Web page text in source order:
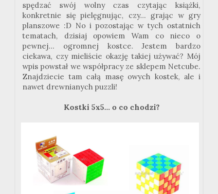
spędzać swój wolny czas czytając książki,
konkretnie się pielęgnując, czy... grając w gry
planszowe :D No i pozostając w tych ostatnich
tematach, dzisiaj opowiem Wam co nieco o
pewnej... ogromnej kostce. Jestem bardzo
ciekawa, czy mieliście okazję takiej używać? Mój
wpis powstał we współpracy ze sklepem Netcube.
Znajdziecie tam całą masę owych kostek, ale i
nawet drewnianych puzzli!
Kostki 5x5... o co chodzi?